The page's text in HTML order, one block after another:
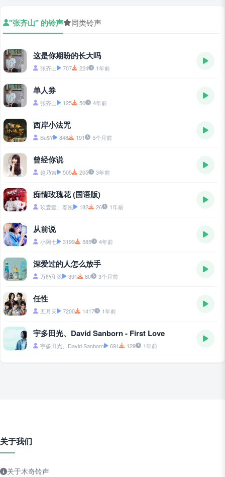
"张齐山" 的铃声 同类铃声
这是你期盼的长大吗
张齐山 707 224 1年前
单人券
张齐山 125 50 4年前
西岸小法咒
Bu$Y 848 191 5个月前
曾经你说
赵乃吉 505 205 3年前
痴情玫瑰花 (国语版)
玖壹壹、春風 182 26 1年前
从前说
小阿七 3199 585 4年前
深爱过的人怎么放手
万能和弦 391 80 3个月前
任性
五月天 7200 1417 1年前
宇多田光、David Sanborn - First Love
宇多田光、David Sanborn 691 129 1年前
关于我们
关于木奇铃声